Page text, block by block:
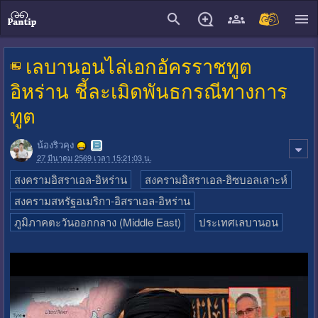
เลบานอนไล่เอกอัครราชทูต
อิหร่าน ชี้ละเมิดพันธกรณีทางการ
ทูต
น้องริวคุง
27 มีนาคม 2569 เวลา 15:21:03 น.
สงครามอิสราเอล-อิหร่าน
สงครามอิสราเอล-ฮิซบอลเลาะห์
สงครามสหรัฐอเมริกา-อิสราเอล-อิหร่าน
ภูมิภาคตะวันออกกลาง (Middle East)
ประเทศเลบานอน
close